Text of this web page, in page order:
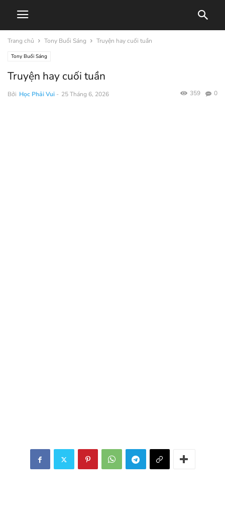
Trang chủ Tony Buổi Sáng Truyện hay cuối tuần
Tony Buổi Sáng
Truyện hay cuối tuần
Bởi Học Phải Vui - 25 Tháng 6, 2026 0
359